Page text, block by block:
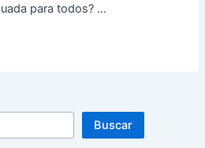
para todos? …
Buscar